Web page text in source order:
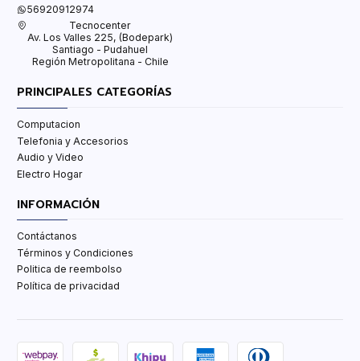
56920912974
Tecnocenter
Av. Los Valles 225, (Bodepark)
Santiago - Pudahuel
Región Metropolitana - Chile
PRINCIPALES CATEGORÍAS
Computacion
Telefonia y Accesorios
Audio y Video
Electro Hogar
INFORMACIÓN
Contáctanos
Términos y Condiciones
Politica de reembolso
Política de privacidad